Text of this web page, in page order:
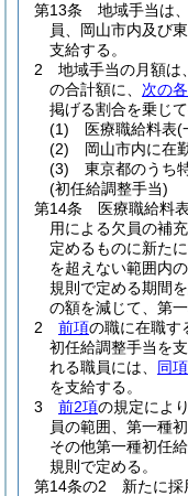
第13条
地域手当は
員、岡山市内及び
支給する。
2
地域手当の月額は
の合計額に、 次の
掲げる割合を乗じ
(1)
医療職給料表(
(2)
岡山市内に在
(3)
東京都のうち
(初任給調整手当)
第14条
医療職給料
用による欠員の補
定めるものに新た
を超えない範囲内
規則で定める期間
の額を減じて、第
2
前項の職に在職す
初任給調整手当を
れる職員には、 同項
を支給する。
3
前2項の規定によ
員の範囲、第一種
その他第一種初任
規則で定める。
第14条の2
新たに